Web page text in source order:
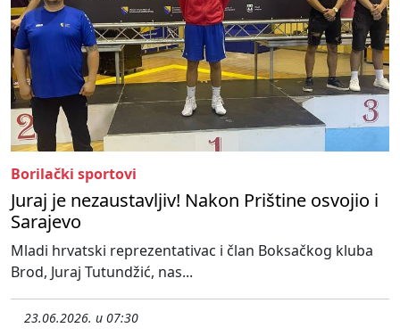
Borilački sportovi
Juraj je nezaustavljiv! Nakon Prištine osvojio i
Sarajevo
Mladi hrvatski reprezentativac i član Boksačkog kluba
Brod, Juraj Tutundžić, nas...
23.06.2026. u 07:30